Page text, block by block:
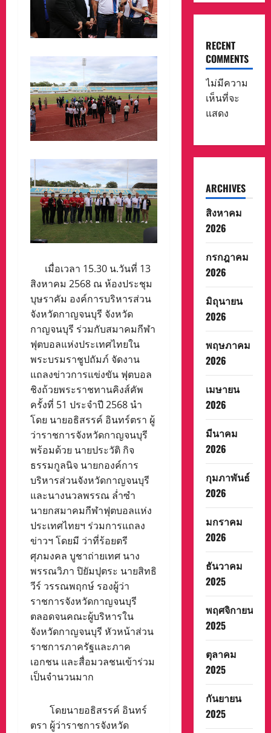
เมื่อเวลา 15.30 น.วันที่ 13
สิงหาคม 2568 ณ ห้องประชุม
บุษราคัม องค์การบริหารส่วน
จังหวัดกาญจนบุรี จังหวัด
กาญจนบุรี ร่วมกับสมาคมกีฬา
ฟุตบอลแห่งประเทศไทยใน
พระบรมราชูปถัมภ์ จัดงาน
แถลงข่าวการแข่งขัน ฟุตบอล
ชิงถ้วยพระราชทานคิงส์คัพ
ครั้งที่ 51 ประจำปี 2568 นำ
โดย นายอธิสรรค์ อินทร์ตรา ผู้
ว่าราชการจังหวัดกาญจนบุรี
พร้อมด้วย นายประวัติ กิจ
ธรรมกูลนิจ นายกองค์การ
บริหารส่วนจังหวัดกาญจนบุรี
และนางนวลพรรณ ล่ำซำ
นายกสมาคมกีฬาฟุตบอลแห่ง
ประเทศไทยฯ ร่วมการแถลง
ข่าวฯ โดยมี ว่าที่ร้อยตรี
ศุภมงคล บูชาถ่ายเทศ นาง
พรรณวิภา ปิยัมปุตระ นายสิทธิ
วีร์ วรรณพฤกษ์ รองผู้ว่า
ราชการจังหวัดกาญจนบุรี
ตลอดจนคณะผู้บริหารใน
จังหวัดกาญจนบุรี หัวหน้าส่วน
ราชการภาครัฐและภาค
เอกชน และสื่อมวลชนเข้าร่วม
เป็นจำนวนมาก
โดยนายอธิสรรค์ อินทร์
ตรา ผู้ว่าราชการจังหวัด
RECENT
COMMENTS
ไม่มีความ
เห็นที่จะ
แสดง
ARCHIVES
สิงหาคม
2026
กรกฎาคม
2026
มิถุนายน
2026
พฤษภาคม
2026
เมษายน
2026
มีนาคม
2026
กุมภาพันธ์
2026
มกราคม
2026
ธันวาคม
2025
พฤศจิกายน
2025
ตุลาคม
2025
กันยายน
2025